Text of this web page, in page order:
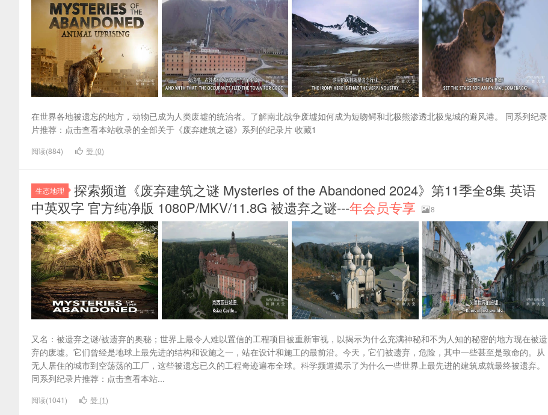
在世界各地被遗忘的地方，动物已成为人类废墟的统治者。了解南北战争废墟如何成为短吻鳄和北极熊渗透北极鬼城的避风港。 同系列纪录
片推荐：点击查看本站收录的全部关于《废弃建筑之谜》系列的纪录片 收藏1
阅读(884) 赞 (0)
生态地理
探索频道《废弃建筑之谜 Mysteries of the Abandoned 2024》第11季全8集 英语
中英双字 官方纯净版 1080P/MKV/11.8G 被遗弃之谜---年会员专享 8
又名：被遗弃之谜/被遗弃的奥秘；世界上最令人难以置信的工程项目被重新审视，以揭示为什么充满神秘和不为人知的秘密的地方现在被遗
弃的废墟。它们曾经是地球上最先进的结构和设施之一，站在设计和施工的最前沿。今天，它们被遗弃，危险，其中一些甚至是致命的。从
无人居住的城市到空荡荡的工厂，这些被遗忘已久的工程奇迹遍布全球。科学频道揭示了为什么一些世界上最先进的建筑成就最终被遗弃。
同系列纪录片推荐：点击查看本站...
阅读(1041) 赞 (1)